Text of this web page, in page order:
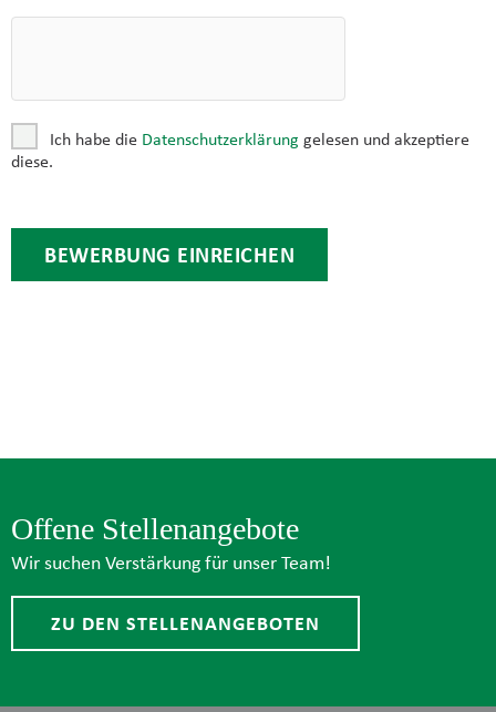
Ich habe die Datenschutzerklärung gelesen und akzeptiere
diese.
BEWERBUNG EINREICHEN
Offene Stellenangebote
Wir suchen Verstärkung für unser Team!
ZU DEN STELLENANGEBOTEN